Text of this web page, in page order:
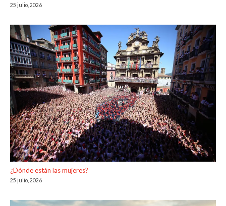
25 julio, 2026
¿Dónde están las mujeres?
25 julio, 2026